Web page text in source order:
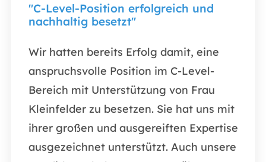
"C-Level-Position erfolgreich und
nachhaltig besetzt"
Wir hatten bereits Erfolg damit, eine
anspruchsvolle Position im C-Level-
Bereich mit Unterstützung von Frau
Kleinfelder zu besetzen. Sie hat uns mit
ihrer großen und ausgereiften Expertise
ausgezeichnet unterstützt. Auch unsere